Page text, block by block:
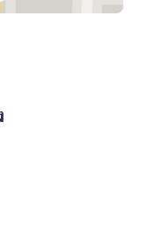
#Luxurycondofo